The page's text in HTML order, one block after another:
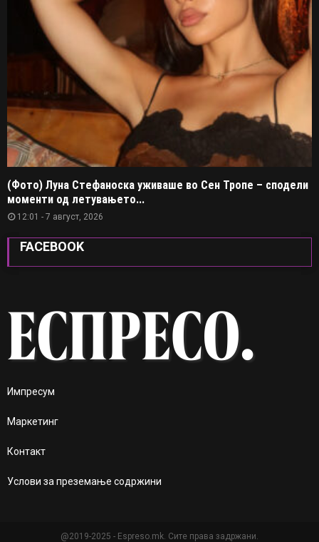
(Фото) Луна Стефаноска уживаше во Сен Тропе – сподели
моменти од летувањето...
12:01 - 7 август, 2026
FACEBOOK
Импресум
Маркетинг
Контакт
Услови за преземање содржини
@2019-2025 - Espreso.mk. Сите права задржани.